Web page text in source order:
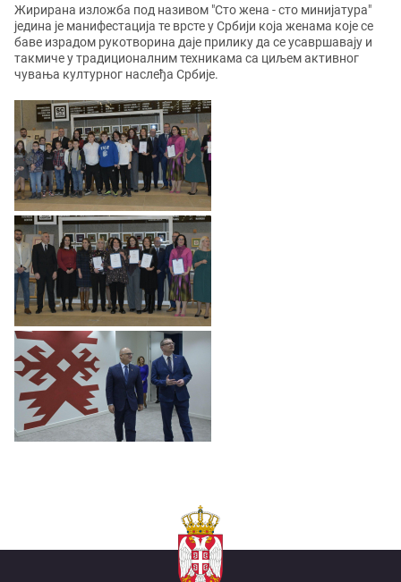
Жирирана изложба под називом "Сто жена - сто минијатура"
једина је манифестација те врсте у Србији која женама које се
баве израдом рукотворина даје прилику да се усавршавају и
такмиче у традиционалним техникама са циљем активног
чувања културног наслеђа Србије.